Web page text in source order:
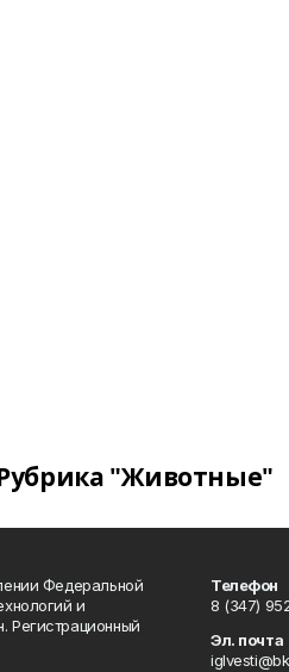
"Животные"
Федеральной
и
Регистрационный
Телефон
8 (347)
Эл. почта